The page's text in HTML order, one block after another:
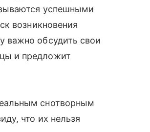
успешными
возникновения
важно обсудить свои
и предложит
снотворным
что их нельзя